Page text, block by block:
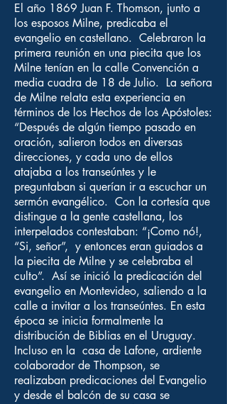
El año 1869 Juan F. Thomson, junto a
los esposos Milne, predicaba el
evangelio en castellano. Celebraron la
primera reunión en una piecita que los
Milne tenían en la calle Convención a
media cuadra de 18 de Julio. La señora
de Milne relata esta experiencia en
términos de los Hechos de los Apóstoles:
“Después de algún tiempo pasado en
oración, salieron todos en diversas
direcciones, y cada uno de ellos
atajaba a los transeúntes y le
preguntaban si querían ir a escuchar un
sermón evangélico. Con la cortesía que
distingue a la gente castellana, los
interpelados contestaban: “¡Como nó!,
“Si, señor”, y entonces eran guiados a
la piecita de Milne y se celebraba el
culto”. Así se inició la predicación del
evangelio en Montevideo, saliendo a la
calle a invitar a los transeúntes. En esta
época se inicia formalmente la
distribución de Biblias en el Uruguay.
Incluso en la casa de Lafone, ardiente
colaborador de Thompson, se
realizaban predicaciones del Evangelio
y desde el balcón de su casa se